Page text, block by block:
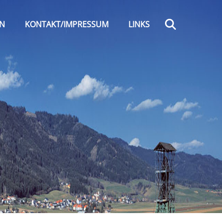
KONTAKT/IMPRESSUM LINKS